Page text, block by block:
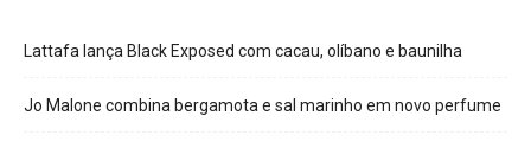
Lattafa lança Black Exposed com cacau, olíbano e baunilha
Jo Malone combina bergamota e sal marinho em novo perfume